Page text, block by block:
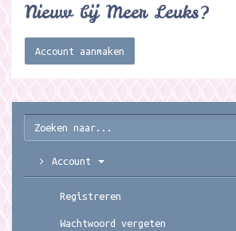
Nieuw bij Meer Leuks?
Account aanmaken
Account
Registreren
Wachtwoord vergeten